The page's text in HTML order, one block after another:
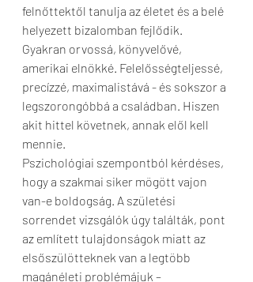
felnőttektől tanulja az életet és a belé
helyezett bizalomban fejlődik.
Gyakran orvossá, könyvelővé,
amerikai elnökké. Felelősségteljessé,
precízzé, maximalistává - és sokszor a
legszorongóbbá a családban. Hiszen
akit hittel követnek, annak elől kell
mennie.
Pszichológiai szempontból kérdéses,
hogy a szakmai siker mögött vajon
van-e boldogság. A születési
sorrendet vizsgálók úgy találták, pont
az említett tulajdonságok miatt az
elsőszülötteknek van a legtöbb
magánéleti problémájuk –